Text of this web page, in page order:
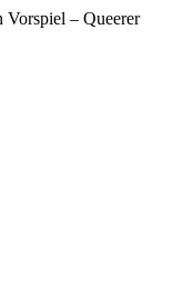
– Queerer